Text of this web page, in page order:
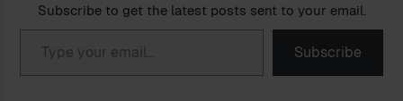
Subscribe to get the latest posts sent to your email.
Type your email…
Subscribe